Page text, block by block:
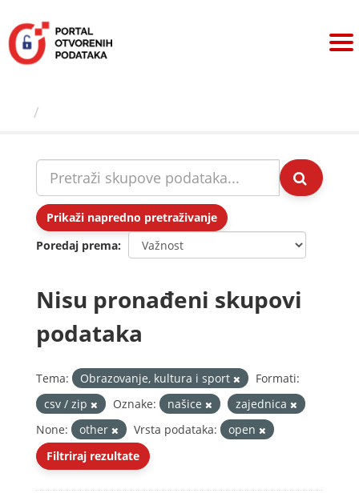
sadržaj
Prikaži napredno pretraživanje
Poredaj prema
Nisu pronađeni skupovi
podataka
Tema: Obrazovanje, kultura i sport
Formati:
csv / zip
Oznake: našice
zajednica
None:
other Vrsta podataka:
open
Filtriraj rezultate